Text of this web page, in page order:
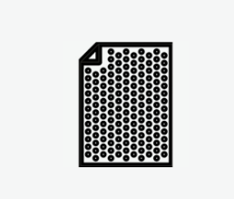
Velvety
matte
finish